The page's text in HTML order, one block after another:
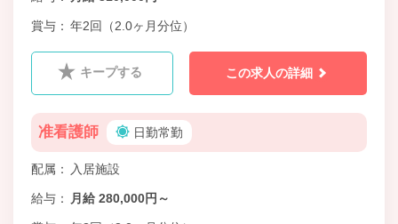
賞与 年2回（2.0ヶ月分位）
キープする この求人の詳細
准看護師 日勤常勤
配属 入居施設
給与 月給 280,000円～